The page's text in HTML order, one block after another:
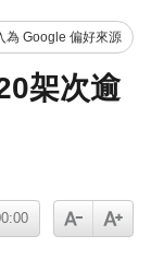
為 Google 偏好來源
架次逾